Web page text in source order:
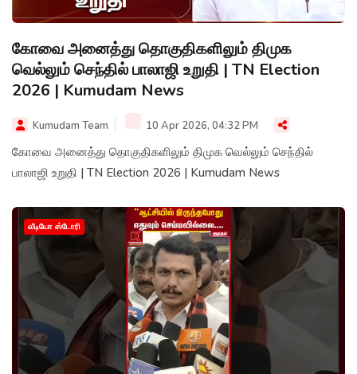
கோவை அனைத்து தொகுதிகளிலும் திமுக
வெல்லும் செந்தில் பாலாஜி உறுதி | TN Election
2026 | Kumudam News
Kumudam Team 10 Apr 2026, 04:32 PM
கோவை அனைத்து தொகுதிகளிலும் திமுக வெல்லும் செந்தில்
பாலாஜி உறுதி | TN Election 2026 | Kumudam News
வீடியோ ஸ்டோரி